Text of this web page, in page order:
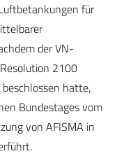
für
der VN-
2100
hatte,
Bundestages vom
von AFISMA in